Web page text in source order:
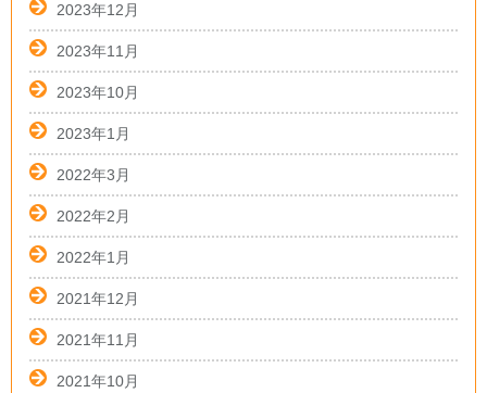
2023年12月
2023年11月
2023年10月
2023年1月
2022年3月
2022年2月
2022年1月
2021年12月
2021年11月
2021年10月